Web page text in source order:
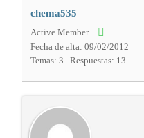
chema535
Active Member
Fecha de alta: 09/02/2012
Temas: 3
Respuestas: 13